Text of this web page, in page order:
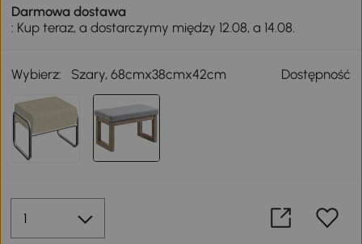
Darmowa dostawa
: Kup teraz, a dostarczymy między 12.08, a 14.08.
Wybierz: Szary, 68cmx38cmx42cm Dostępność